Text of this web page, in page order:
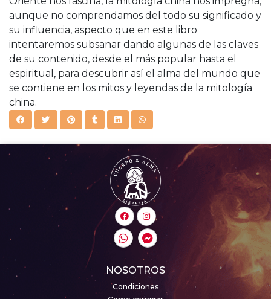
aunque no comprendamos del todo su significado y
su influencia, aspecto que en este libro
intentaremos subsanar dando algunas de las claves
de su contenido, desde el más popular hasta el
espiritual, para descubrir así el alma del mundo que
se contiene en los mitos y leyendas de la mitología
china.
NOSOTROS
Condiciones